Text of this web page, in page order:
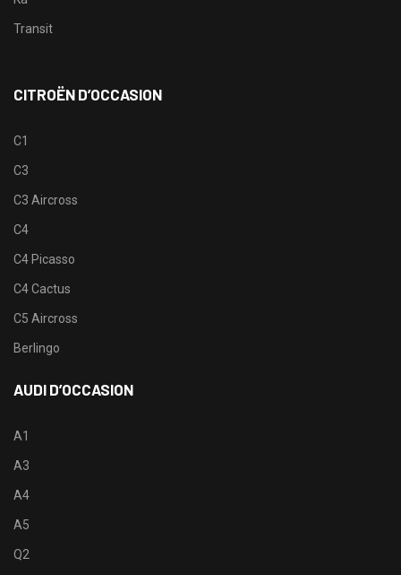
Transit
CITROËN D’OCCASION
C1
C3
C3 Aircross
C4
C4 Picasso
C4 Cactus
C5 Aircross
Berlingo
AUDI D’OCCASION
A1
A3
A4
A5
Q2